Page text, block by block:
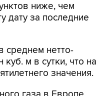
ниже, чем
дату за последние
среднем нетто-
м в сутки, что на
значения.